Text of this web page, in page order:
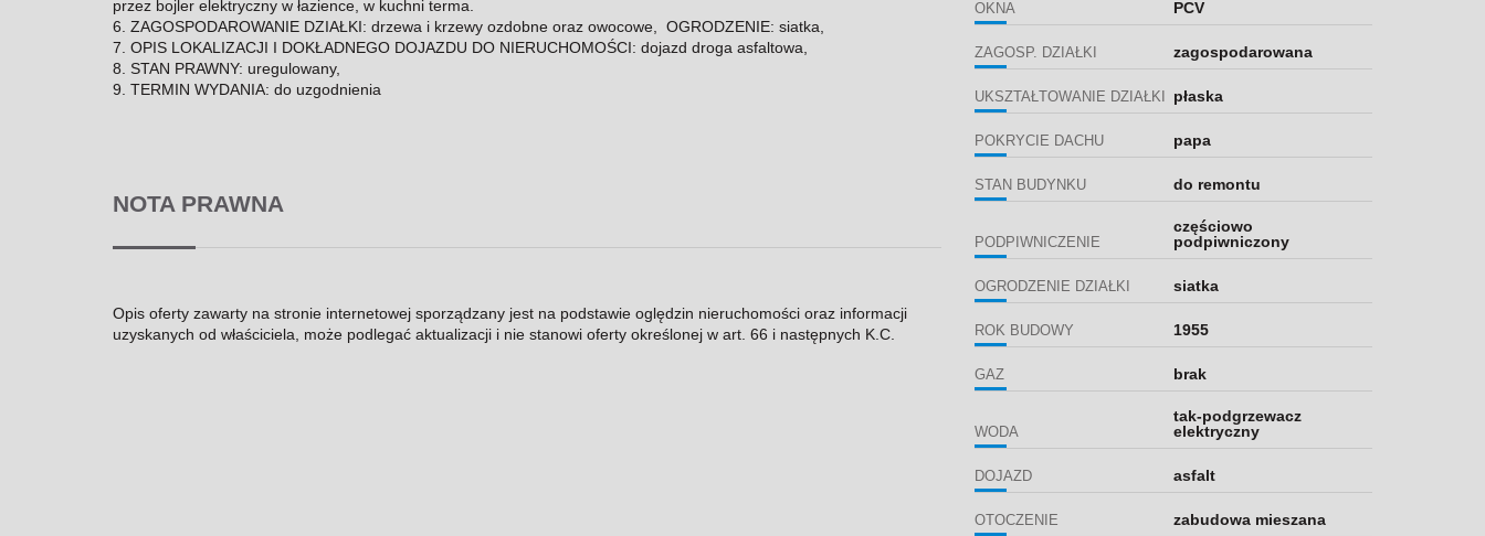
przez bojler elektryczny w łazience, w kuchni terma.
6. ZAGOSPODAROWANIE DZIAŁKI: drzewa i krzewy ozdobne oraz owocowe, OGRODZENIE: siatka,
7. OPIS LOKALIZACJI I DOKŁADNEGO DOJAZDU DO NIERUCHOMOŚCI: dojazd droga asfaltowa,
8. STAN PRAWNY: uregulowany,
9. TERMIN WYDANIA: do uzgodnienia
NOTA PRAWNA
Opis oferty zawarty na stronie internetowej sporządzany jest na podstawie oględzin nieruchomości oraz informacji
uzyskanych od właściciela, może podlegać aktualizacji i nie stanowi oferty określonej w art. 66 i następnych K.C.
OKNA PCV
ZAGOSP. DZIAŁKI zagospodarowana
UKSZTAŁTOWANIE DZIAŁKI płaska
POKRYCIE DACHU papa
STAN BUDYNKU do remontu
PODPIWNICZENIE
częściowo
podpiwniczony
OGRODZENIE DZIAŁKI siatka
ROK BUDOWY 1955
GAZ brak
WODA
tak-podgrzewacz
elektryczny
DOJAZD asfalt
OTOCZENIE zabudowa mieszana